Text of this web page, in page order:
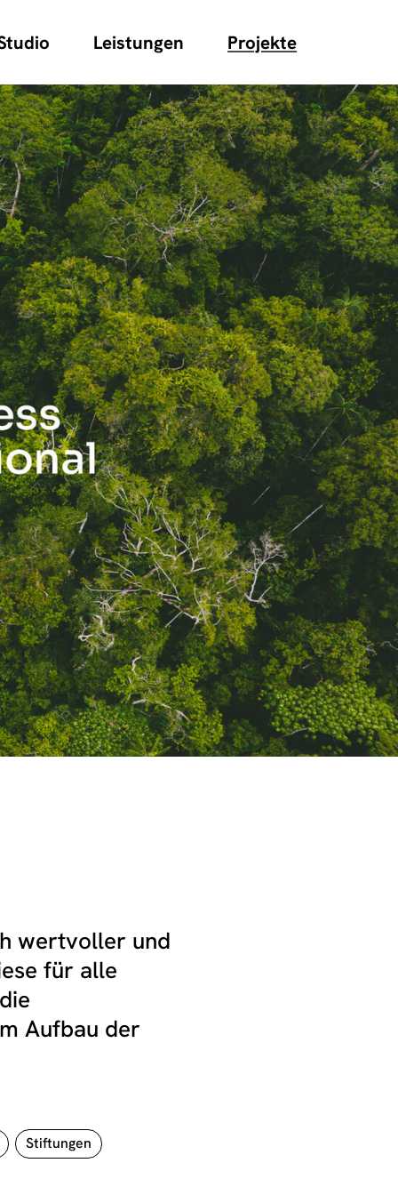
Leistungen Projekte
wertvoller und
für alle
Aufbau der
Stiftungen